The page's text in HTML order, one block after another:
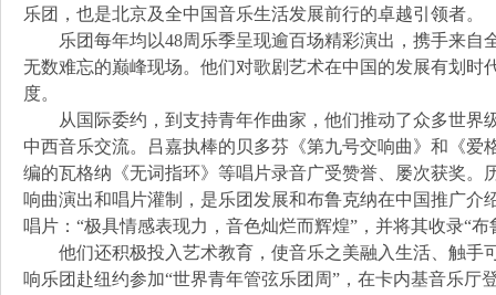
乐团，也是北京及全中国音乐生活发展前行的卓越引领者。
乐团每年均以48周乐季呈现逾百场精彩演出，携手来自
无数难忘的巅峰现场。他们对歌剧艺术在中国的发展有划时
度。
从国际委约，到支持青年作曲家，他们推动了众多世界
中西音乐交流。吕嘉执棒的贝多芬《第九号交响曲》和《爱
编的瓦格纳《无词指环》等唱片录音广受赞誉、屡次获奖。
响曲演出和唱片灌制，是乐团发展和布鲁克纳在中国推广介
唱片：“极具情感表现力，音色灿烂而辉煌”，并将其收录“
他们还积极投入艺术教育，使音乐之美融入生活、触手
响乐团赴纽约参加“世界青年管弦乐团周”，在卡内基音乐厅